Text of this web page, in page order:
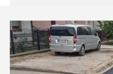
Почетна
О нама
О нама